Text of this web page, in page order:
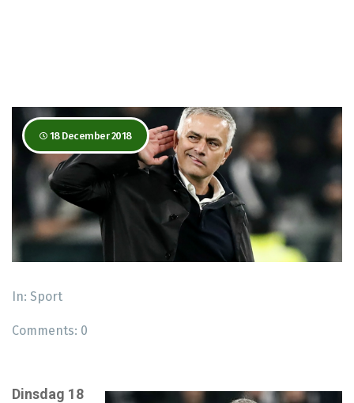
18 December 2018
In: Sport
Comments: 0
Dinsdag 18